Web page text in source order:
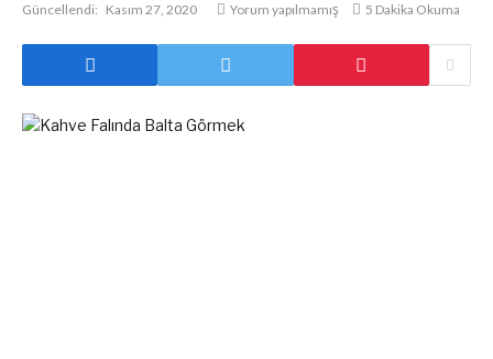
Güncellendi: Kasım 27, 2020 Yorum yapılmamış 5 Dakika Okuma